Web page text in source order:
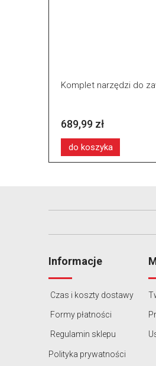
Komplet narzędzi do
689,99 zł
do koszyka
Informacje
Czas i koszty dostawy
Formy płatności
Regulamin sklepu
Polityka prywatności